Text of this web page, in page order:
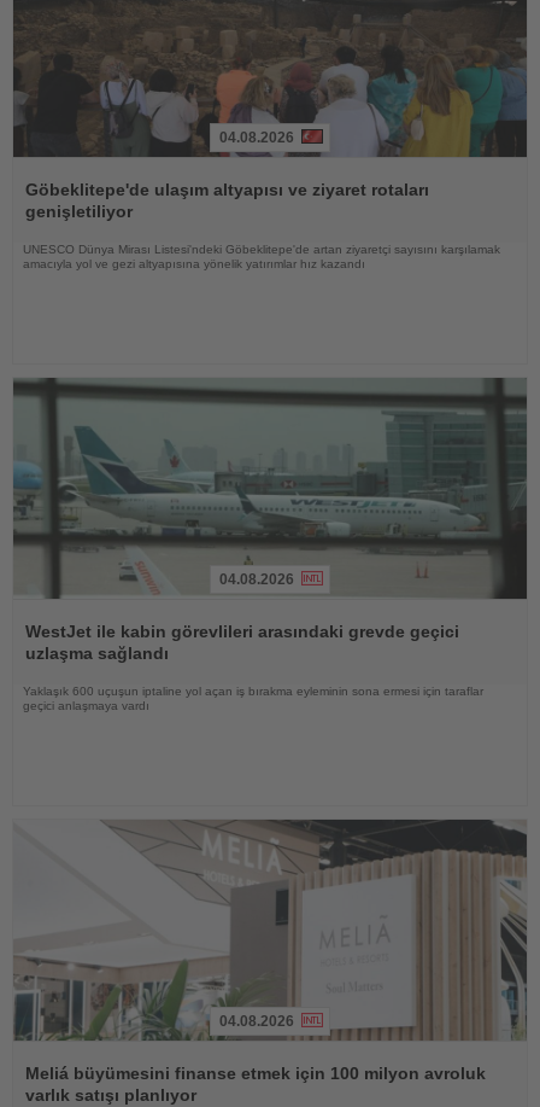
Oku
04.08.2026
Göbeklitepe'de ulaşım altyapısı ve ziyaret rotaları
genişletiliyor
UNESCO Dünya Mirası Listesi'ndeki Göbeklitepe'de artan ziyaretçi sayısını karşılamak
amacıyla yol ve gezi altyapısına yönelik yatırımlar hız kazandı
Oku
04.08.2026
WestJet ile kabin görevlileri arasındaki grevde geçici
uzlaşma sağlandı
Yaklaşık 600 uçuşun iptaline yol açan iş bırakma eyleminin sona ermesi için taraflar
geçici anlaşmaya vardı
Oku
04.08.2026
Meliá büyümesini finanse etmek için 100 milyon avroluk
varlık satışı planlıyor